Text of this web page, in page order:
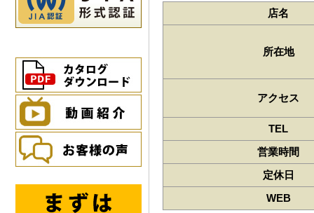
店名
所在地
アクセス
TEL
営業時間
定休日
WEB